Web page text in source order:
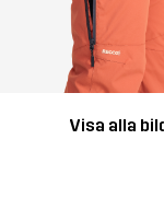
Visa alla